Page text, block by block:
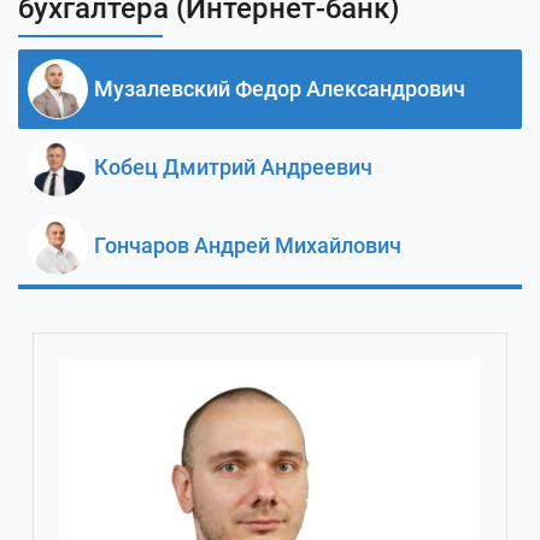
бухгалтера (Интернет-банк)
Музалевский Федор Александрович
Кобец Дмитрий Андреевич
Гончаров Андрей Михайлович